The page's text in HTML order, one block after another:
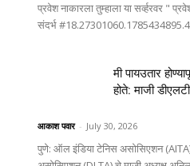
प्रवेश नाकारला तुम्हाला या सर्व्हरवर "
संदर्भ
मी पायउतार
होते: माजी
आकाश पवार - July 30, 2026
पुणे: ऑल इंडिया टेनिस असोसिएशन